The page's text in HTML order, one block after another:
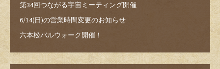
第34回つながる宇宙ミーティング開催
6/14(日)の営業時間変更のお知らせ
六本松バルウォーク開催！